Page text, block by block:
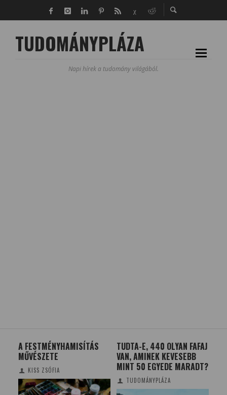
TUDOMÁNYPLÁZA
Napi hírek a tudomány világából.
TUDTA-E, 440 OLYAN FAFAJ
VAN, AMINEK KEVESEBB
MINT 50 EGYEDE MARADT?
TUDOMÁNYPLÁZA
MESTERSÉGES
INTELLIGENCIA ÉS
PONTOSABB
RÁKDIAGNOSZTIKA
TUDOMÁNYPLÁZA/ELTE